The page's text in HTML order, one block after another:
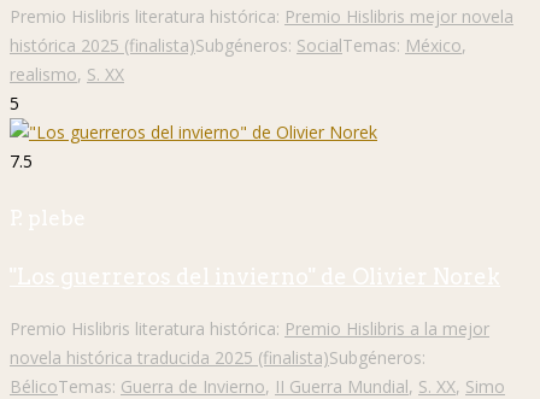
Premio Hislibris literatura histórica: Premio Hislibris mejor novela
histórica 2025 (finalista)Subgéneros: SocialTemas: México,
realismo, S. XX
5
7.5
P. plebe
"Los guerreros del invierno" de Olivier Norek
Premio Hislibris literatura histórica: Premio Hislibris a la mejor
novela histórica traducida 2025 (finalista)Subgéneros:
BélicoTemas: Guerra de Invierno, II Guerra Mundial, S. XX, Simo